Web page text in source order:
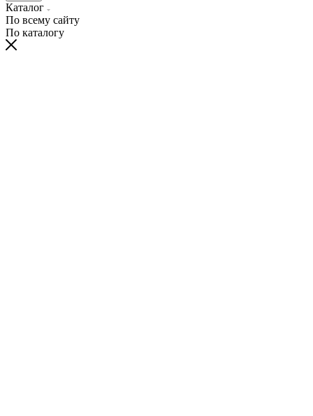
Каталог
По всему сайту
По каталогу